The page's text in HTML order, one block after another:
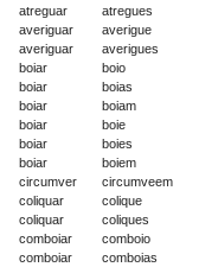
atreguar
atregues
averiguar
averigue
averiguar
averigues
boiar
boio
boiar
boias
boiar
boiam
boiar
boie
boiar
boies
boiar
boiem
circumver
circumveem
coliquar
colique
coliquar
coliques
comboiar
comboio
comboiar
comboias